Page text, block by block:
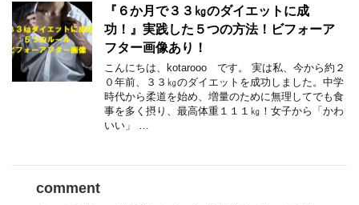
『６か月で３３㎏のダイエットに成
功！』実践した５つの方法！ビフォーア
フター画像あり！
こんにちは、kotarooo です。 実は私、今から約２
０年前、３３㎏のダイエットを成功しました。中学
時代から柔道を始め、増量のために無理してでも食
事を多く摂り、最高体重１１１㎏！女子から「かわ
いい」 …
comment